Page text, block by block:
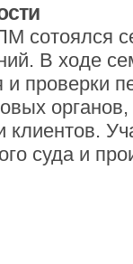
сотоялся
В ходе
проверки
клиентов.
суда и